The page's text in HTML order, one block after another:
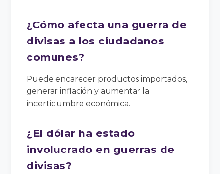
¿Cómo afecta una guerra de
divisas a los ciudadanos
comunes?
Puede encarecer productos importados,
generar inflación y aumentar la
incertidumbre económica.
¿El dólar ha estado
involucrado en guerras de
divisas?